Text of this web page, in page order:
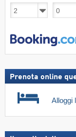
Prenota online
Alloggi